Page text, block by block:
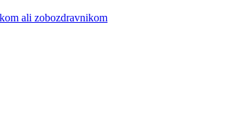
ali zobozdravnikom